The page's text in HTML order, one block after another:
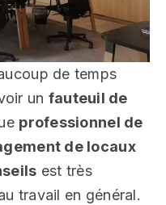
de temps
un fauteuil de
professionnel de
de locaux
est très
travail en général.